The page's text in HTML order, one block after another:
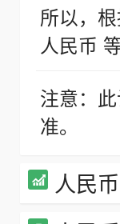
所以，
人民币
注意：
准。
人民